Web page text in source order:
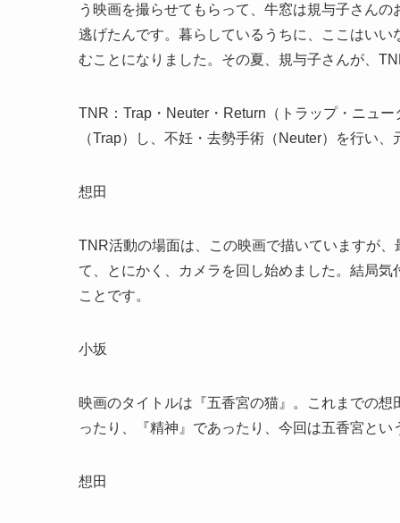
う映画を撮らせてもらって、牛窓は規与子さん
逃げたんです。暮らしているうちに、ここはい
むことになりました。その夏、規与子さんが、
TNR：Trap・Neuter・Return（トラップ・ニュ
（Trap）し、不妊・去勢手術（Neuter）を行い
想田
TNR活動の場面は、この映画で描いていますが
て、とにかく、カメラを回し始めました。結局
ことです。
小坂
映画のタイトルは『五香宮の猫』。これまでの
ったり、『精神』であったり、今回は五香宮と
想田